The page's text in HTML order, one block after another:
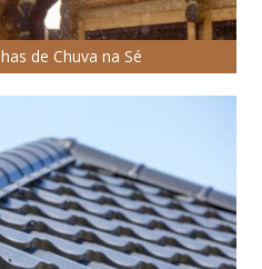
de Chuva na Sé